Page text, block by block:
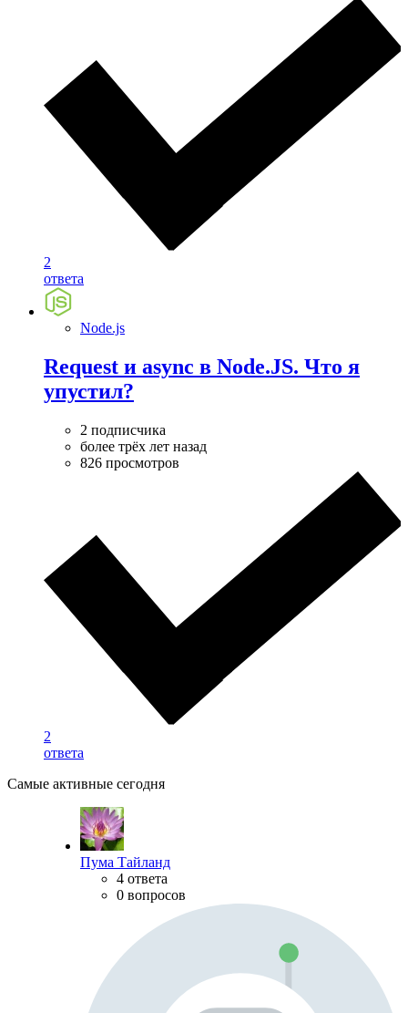
2
ответа
Node.js
Request и async в Node.JS. Что я
упустил?
2 подписчика
более трёх лет назад
826 просмотров
2
ответа
Самые активные сегодня
Пума Тайланд
4 ответа
0 вопросов